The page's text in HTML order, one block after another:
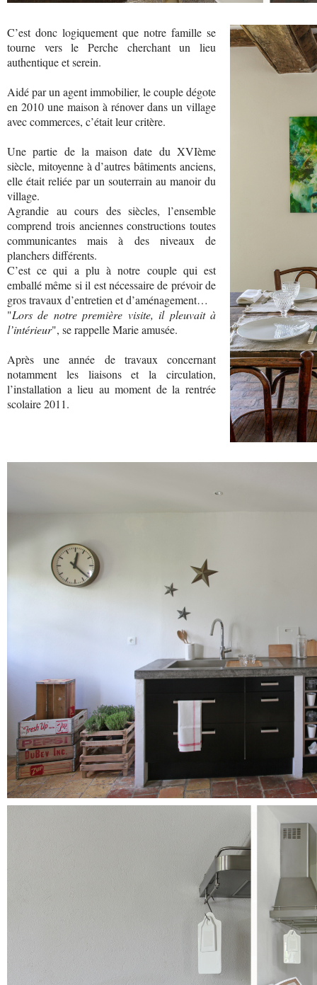
C’est donc logiquement que notre famille se
tourne vers le Perche cherchant un lieu
authentique et serein.
Aidé par un agent immobilier, le couple dégote
en 2010 une maison à rénover dans un village
avec commerces, c’était leur critère.
Une partie de la maison date du XVIème
siècle, mitoyenne à d’autres bâtiments anciens,
elle était reliée par un souterrain au manoir du
village.
Agrandie au cours des siècles, l’ensemble
comprend trois anciennes constructions toutes
communicantes mais à des niveaux de
planchers différents.
C’est ce qui a plu à notre couple qui est
emballé même si il est nécessaire de prévoir de
gros travaux d’entretien et d’aménagement…
"Lors de notre première visite, il pleuvait à
l’intérieur", se rappelle Marie amusée.
Après une année de travaux concernant
notamment les liaisons et la circulation,
l’installation a lieu au moment de la rentrée
scolaire 2011.